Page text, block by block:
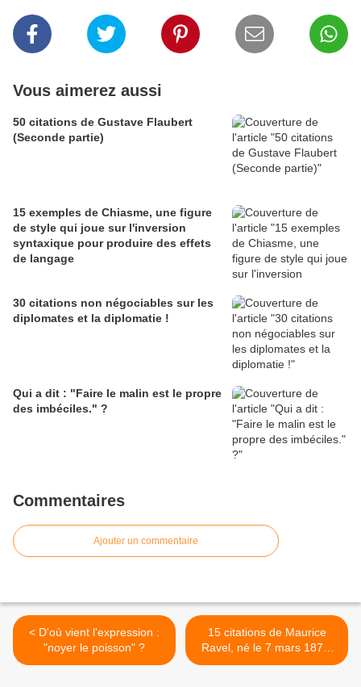
Vous aimerez aussi
50 citations de Gustave Flaubert
(Seconde partie)
15 exemples de Chiasme, une figure
de style qui joue sur l'inversion
syntaxique pour produire des effets
de langage
30 citations non négociables sur les
diplomates et la diplomatie !
Qui a dit : "Faire le malin est le propre
des imbéciles." ?
Commentaires
Ajouter un commentaire
< D'où vient l'expression :
"noyer le poisson" ?
15 citations de Maurice
Ravel, né le 7 mars 1875,
jour anniversaire >